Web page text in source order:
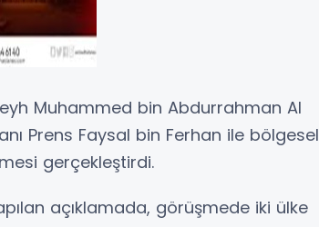
Muhammed bin Abdurrahman Al
Prens Faysal bin Ferhan ile bölgesel
gerçekleştirdi.
açıklamada, görüşmede iki ülke